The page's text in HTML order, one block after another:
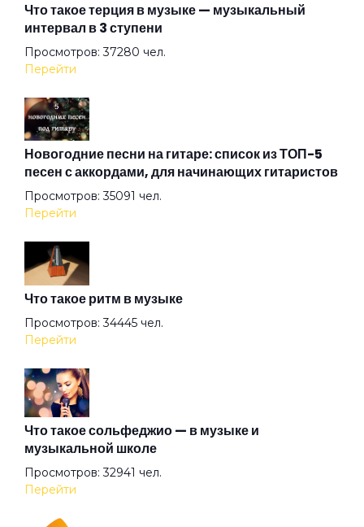
Вот и я не иду до конца
Все вокруг боятся радости паяца
Всё остальное дым
Всё хорошо!
Герой
Герр Захер Мазох
Гильотины сечение
Что такое терция в музыке — музыкальный
интервал в 3 ступени
Просмотров: 37280 чел.
Перейти
Новогодние песни на гитаре: список из ТОП-5
песен с аккордами, для начинающих гитаристов
Просмотров: 35091 чел.
Перейти
Что такое ритм в музыке
Просмотров: 34445 чел.
Перейти
Что такое сольфеджио — в музыке и
музыкальной школе
Просмотров: 32941 чел.
Перейти